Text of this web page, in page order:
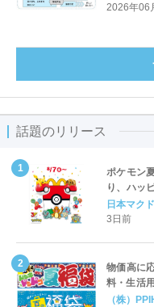
2026年06
話題のリリース
ポケモン
り、ハッ
定登場
日本マク
3日前
物価高に
料・生活
「夏福袋
（株）